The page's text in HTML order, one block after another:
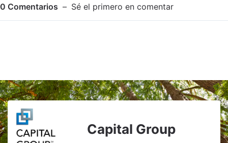
0 Comentarios Sé el primero en comentar
Adjuntar imagen Comentar
Capital Group